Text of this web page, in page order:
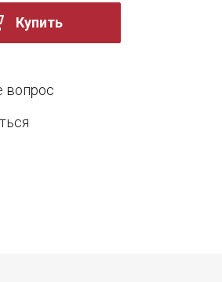
Купить
вопрос